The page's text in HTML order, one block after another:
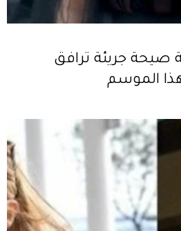
صيحة جريئة ترافق
الموسم